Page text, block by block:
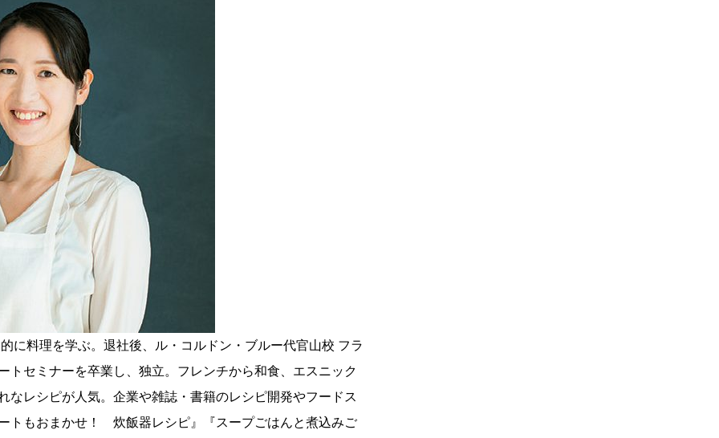
に料理を学ぶ。退社後、ル・コルドン・ブルー代官山校 フラ
セミナーを卒業し、独立。フレンチから和食、エスニック
レシピが人気。企業や雑誌・書籍のレシピ開発やフードス
トもおまかせ！ 炊飯器レシピ』『スープごはんと煮込みご